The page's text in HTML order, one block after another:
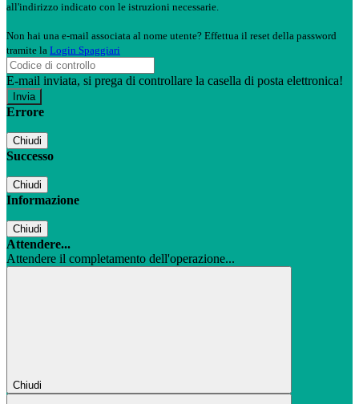
all'indirizzo indicato con le istruzioni necessarie.
Non hai una e-mail associata al nome utente? Effettua il reset della password
tramite la Login Spaggiari
E-mail inviata, si prega di controllare la casella di posta elettronica!
Errore
Chiudi
Successo
Chiudi
Informazione
Chiudi
Attendere...
Attendere il completamento dell'operazione...
Chiudi